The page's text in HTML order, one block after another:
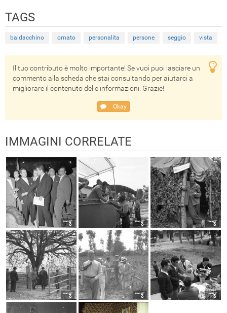
TAGS
baldacchino ornato personalita persone seggio vista
Il tuo contributo è molto importante! Se vuoi puoi lasciare un
commento alla scheda che stai consultando per aiutarci a
migliorare il contenuto delle informazioni. Grazie!
Okay
IMMAGINI CORRELATE